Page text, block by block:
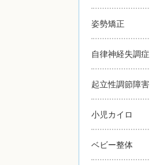
姿勢矯正
自律神経失調症
起立性調節障害
小児カイロ
ベビー整体